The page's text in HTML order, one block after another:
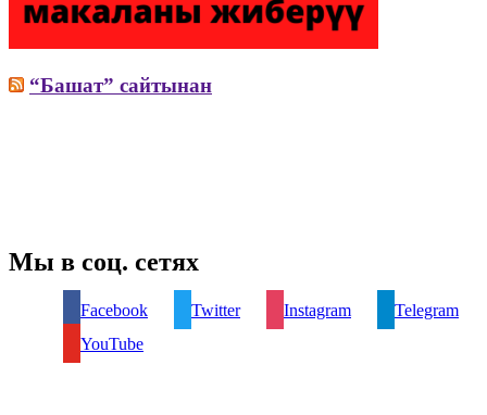
“Башат” сайтынан
Мы в соц. сетях
Facebook Twitter Instagram
Telegram
YouTube